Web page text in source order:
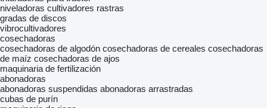
niveladoras cultivadores rastras
gradas de discos
vibrocultivadores
cosechadoras
cosechadoras de algodón cosechadoras de cereales cosechadoras
de maíz cosechadoras de ajos
maquinaria de fertilización
abonadoras
abonadoras suspendidas abonadoras arrastradas
cubas de purín